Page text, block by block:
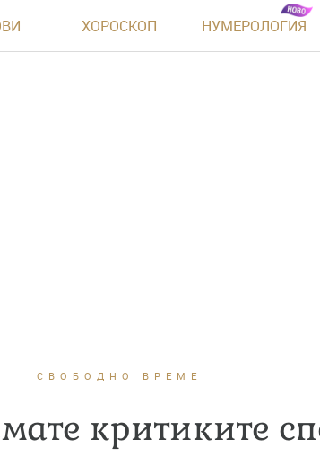
ХОРОСКОП НУМЕРОЛОГИЯ
СВОБОДНО ВРЕМЕ
критиките